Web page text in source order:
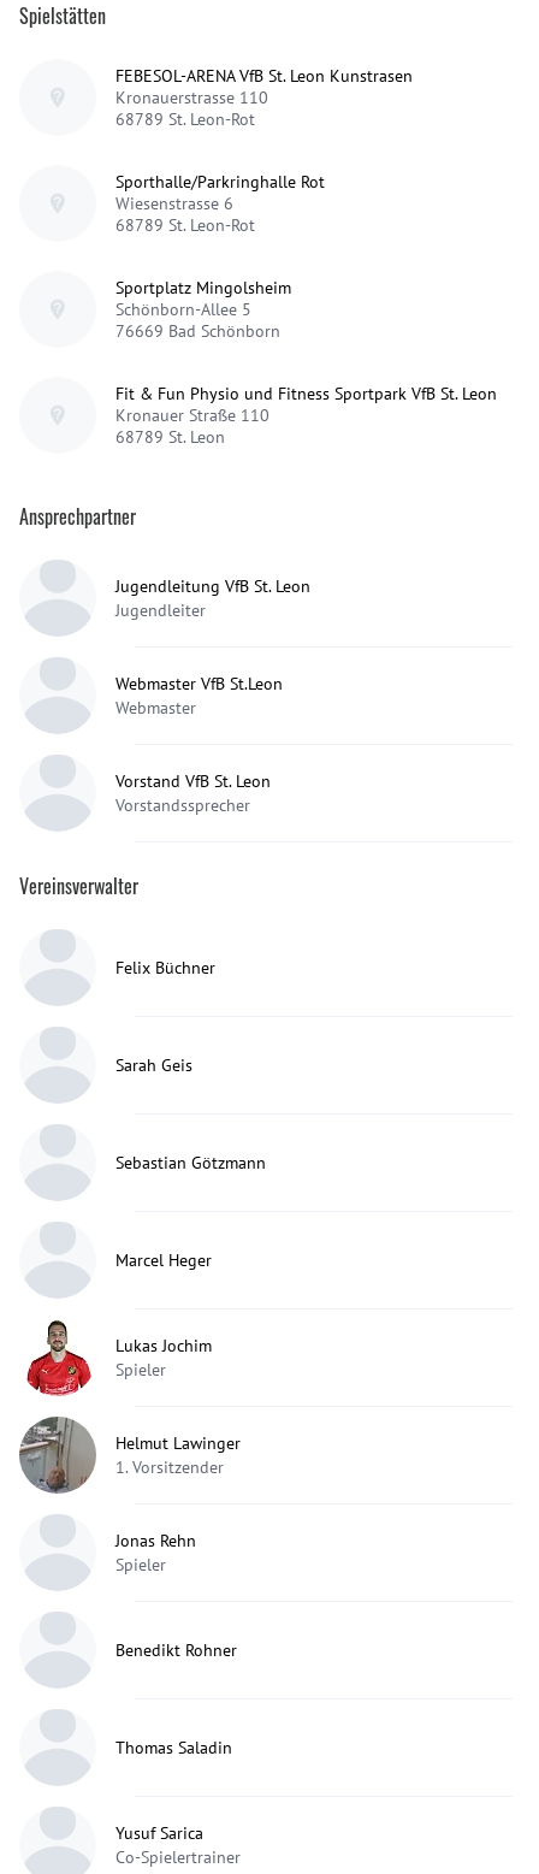
Spielstätten
FEBESOL-ARENA VfB St. Leon Kunstrasen
Kronauerstrasse 110
68789 St. Leon-Rot
Sporthalle/Parkringhalle Rot
Wiesenstrasse 6
68789 St. Leon-Rot
Sportplatz Mingolsheim
Schönborn-Allee 5
76669 Bad Schönborn
Fit & Fun Physio und Fitness Sportpark VfB St. Leon
Kronauer Straße 110
68789 St. Leon
Ansprechpartner
Jugendleitung VfB St. Leon
Jugendleiter
Webmaster VfB St.Leon
Webmaster
Vorstand VfB St. Leon
Vorstandssprecher
Vereinsverwalter
Felix Büchner
Sarah Geis
Sebastian Götzmann
Marcel Heger
Lukas Jochim
Spieler
Helmut Lawinger
1. Vorsitzender
Jonas Rehn
Spieler
Benedikt Rohner
Thomas Saladin
Yusuf Sarica
Co-Spielertrainer